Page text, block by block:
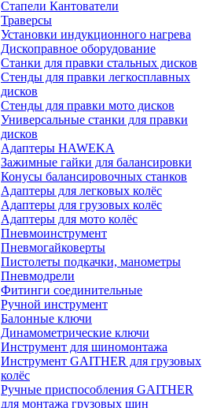
Стапели Кантователи
Траверсы
Установки индукционного нагрева
Дископравное оборудование
Станки для правки стальных дисков
Стенды для правки легкосплавных
дисков
Стенды для правки мото дисков
Универсальные станки для правки
дисков
Адаптеры HAWEKA
Зажимные гайки для балансировки
Конусы балансировочных станков
Адаптеры для легковых колёс
Адаптеры для грузовых колёс
Адаптеры для мото колёс
Пневмоинструмент
Пневмогайковерты
Пистолеты подкачки, манометры
Пневмодрели
Фитинги соединительные
Ручной инструмент
Балонные ключи
Динамометрические ключи
Инструмент для шиномонтажа
Инструмент GAITHER для грузовых
колёс
Ручные приспособления GAITHER
для монтажа грузовых шин